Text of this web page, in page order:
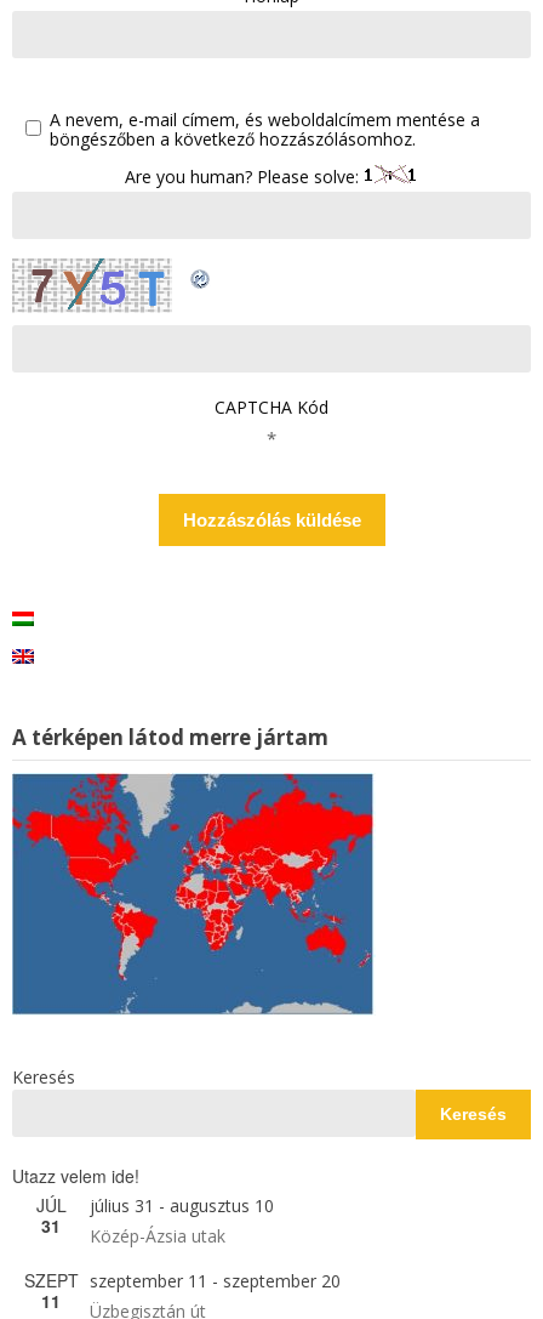
A nevem, e-mail címem, és weboldalcímem mentése a
böngészőben a következő hozzászólásomhoz.
Are you human? Please solve:
CAPTCHA Kód
*
A térképen látod merre jártam
Keresés
Keresés
Utazz velem ide!
JÚL
31
július 31 - augusztus 10
Közép-Ázsia utak
SZEPT
11
szeptember 11 - szeptember 20
Üzbegisztán út